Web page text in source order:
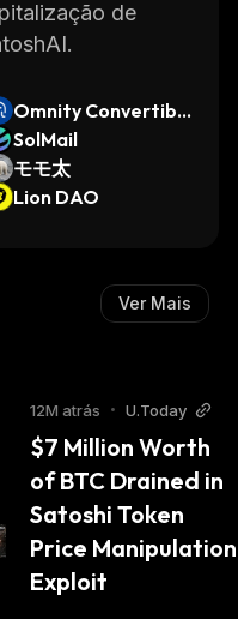
de
Omnity Convertible
Token
SolMail
モモ太
Lion DAO
Ver Mais
12M atrás • U.Today
$7 Million Worth
of BTC Drained in
Satoshi Token
Price Manipulation
Exploit